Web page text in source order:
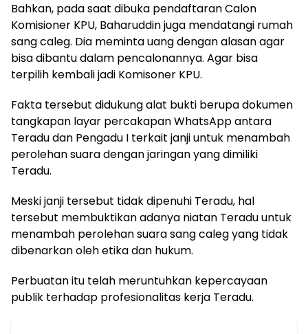
Bahkan, pada saat dibuka pendaftaran Calon
Komisioner KPU, Baharuddin juga mendatangi rumah
sang caleg. Dia meminta uang dengan alasan agar
bisa dibantu dalam pencalonannya. Agar bisa
terpilih kembali jadi Komisoner KPU.
Fakta tersebut didukung alat bukti berupa dokumen
tangkapan layar percakapan WhatsApp antara
Teradu dan Pengadu I terkait janji untuk menambah
perolehan suara dengan jaringan yang dimiliki
Teradu.
Meski janji tersebut tidak dipenuhi Teradu, hal
tersebut membuktikan adanya niatan Teradu untuk
menambah perolehan suara sang caleg yang tidak
dibenarkan oleh etika dan hukum.
Perbuatan itu telah meruntuhkan kepercayaan
publik terhadap profesionalitas kerja Teradu.